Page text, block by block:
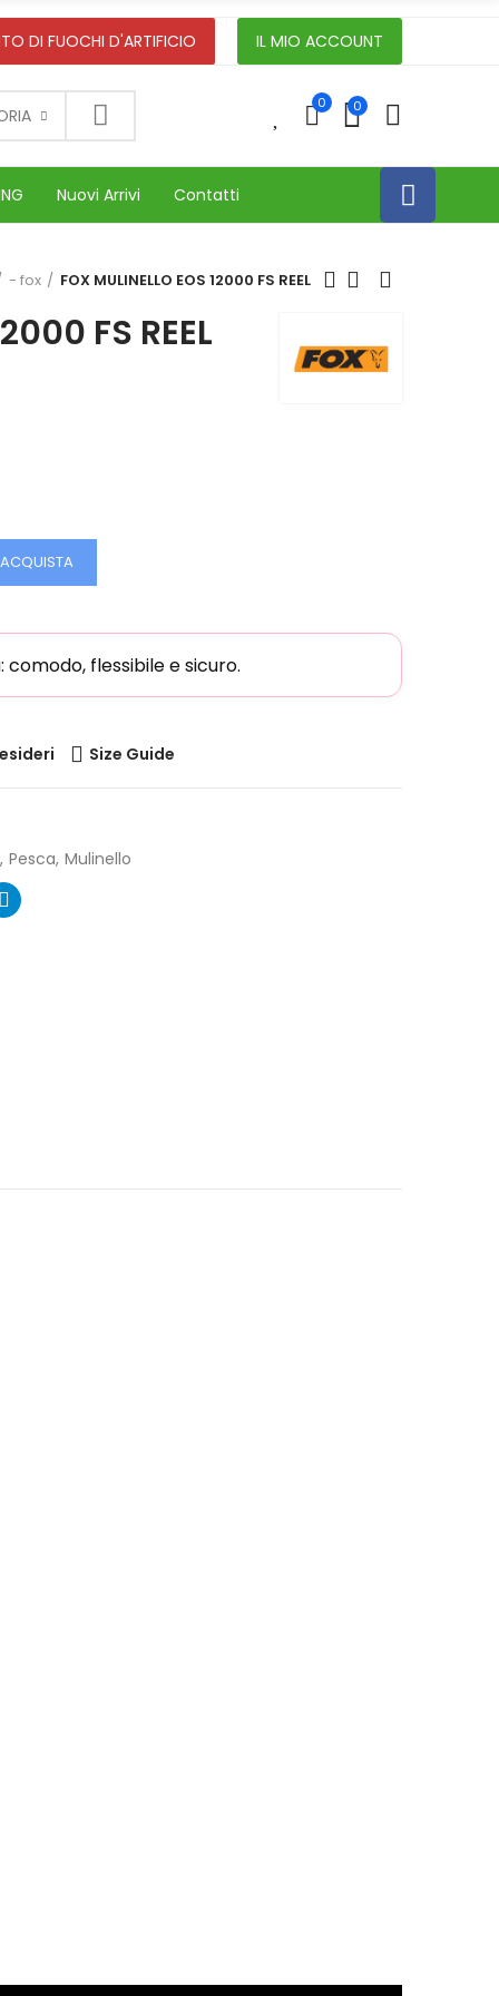
DI FUOCHI D'ARTIFICIO IL MIO ACCOUNT
0 0
Nuovi Arrivi Contatti
- fox FOX MULINELLO EOS 12000 FS REEL
FS REEL
ACQUISTA
flessibile e sicuro.
Size Guide
Pesca Mulinello